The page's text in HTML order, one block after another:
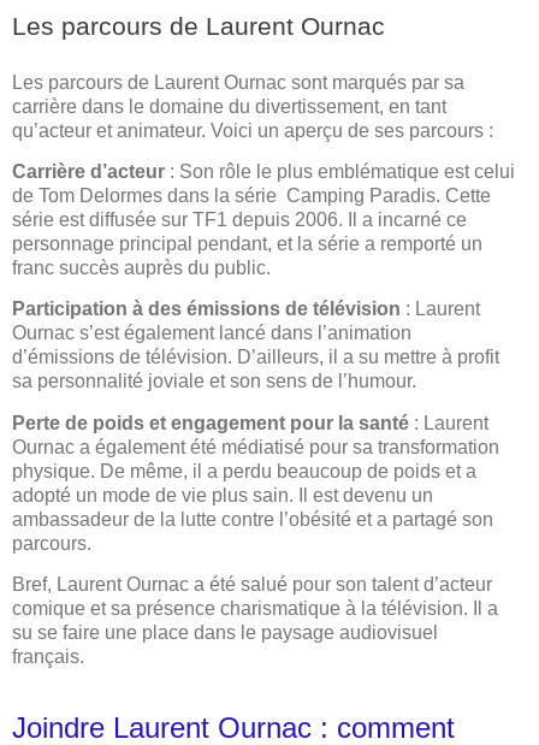
Les parcours de Laurent Ournac
Les parcours de Laurent Ournac sont marqués par sa
carrière dans le domaine du divertissement, en tant
qu’acteur et animateur. Voici un aperçu de ses parcours :
Carrière d’acteur : Son rôle le plus emblématique est celui
de Tom Delormes dans la série Camping Paradis. Cette
série est diffusée sur TF1 depuis 2006. Il a incarné ce
personnage principal pendant, et la série a remporté un
franc succès auprès du public.
Participation à des émissions de télévision : Laurent
Ournac s’est également lancé dans l’animation
d’émissions de télévision. D’ailleurs, il a su mettre à profit
sa personnalité joviale et son sens de l’humour.
Perte de poids et engagement pour la santé : Laurent
Ournac a également été médiatisé pour sa transformation
physique. De même, il a perdu beaucoup de poids et a
adopté un mode de vie plus sain. Il est devenu un
ambassadeur de la lutte contre l’obésité et a partagé son
parcours.
Bref, Laurent Ournac a été salué pour son talent d’acteur
comique et sa présence charismatique à la télévision. Il a
su se faire une place dans le paysage audiovisuel
français.
Joindre Laurent Ournac : comment